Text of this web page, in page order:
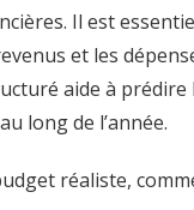
Il est
et les
aide à prédire
long de l’année.
réaliste,